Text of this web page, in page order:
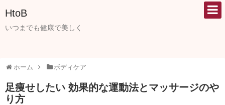
HtoB
いつまでも健康で美しく
ホーム ボディケア
足痩せしたい 効果的な運動法とマッサージのや
り方